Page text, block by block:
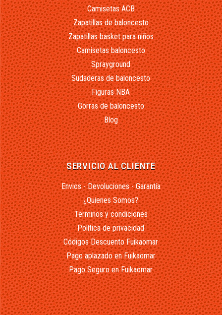
Camisetas ACB
Zapatillas de baloncesto
Zapatillas basket para niños
Camisetas baloncesto
Sprayground
Sudaderas de baloncesto
Figuras NBA
Gorras de baloncesto
Blog
SERVICIO AL CLIENTE
Envios - Devoluciones - Garantía
¿Quienes Somos?
Terminos y condiciones
Política de privacidad
Códigos Descuento Fuikaomar
Pago aplazado en Fuikaomar
Pago Seguro en Fuikaomar